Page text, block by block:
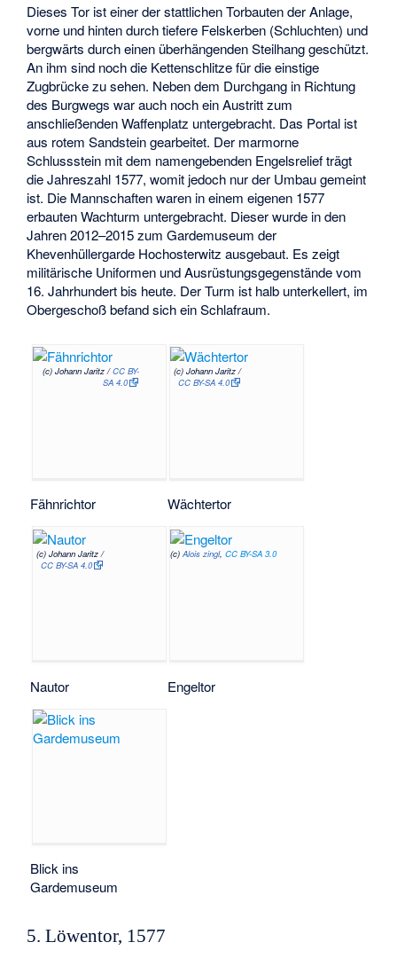
Dieses Tor ist einer der stattlichen Torbauten der Anlage,
vorne und hinten durch tiefere Felskerben (Schluchten) und
bergwärts durch einen überhängenden Steilhang geschützt.
An ihm sind noch die Kettenschlitze für die einstige
Zugbrücke zu sehen. Neben dem Durchgang in Richtung
des Burgwegs war auch noch ein Austritt zum
anschließenden Waffenplatz untergebracht. Das Portal ist
aus rotem Sandstein gearbeitet. Der marmorne
Schlussstein mit dem namengebenden Engelsrelief trägt
die Jahreszahl 1577, womit jedoch nur der Umbau gemeint
ist. Die Mannschaften waren in einem eigenen 1577
erbauten Wachturm untergebracht. Dieser wurde in den
Jahren 2012–2015 zum Gardemuseum der
Khevenhüllergarde Hochosterwitz ausgebaut. Es zeigt
militärische Uniformen und Ausrüstungsgegenstände vom
16. Jahrhundert bis heute. Der Turm ist halb unterkellert, im
Obergeschoß befand sich ein Schlafraum.
(c) Johann Jaritz /CC BY-
SA 4.0
Fähnrichtor
(c) Johann Jaritz /
CC BY-SA 4.0
Wächtertor
(c) Johann Jaritz /
CC BY-SA 4.0
Nautor
(c) Alois zingl, CC BY-SA 3.0
Engeltor
Blick ins
Gardemuseum
5. Löwentor, 1577